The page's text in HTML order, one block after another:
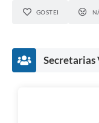
GOSTEI
Secretarias